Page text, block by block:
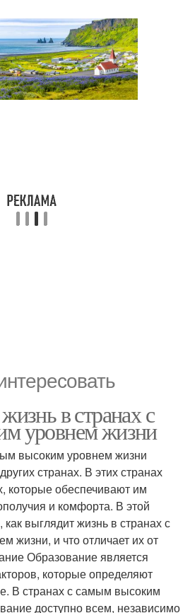
в странах с
уровнем жизни
высоким уровнем жизни
странах. В этих странах
которые обеспечивают им
и комфорта. В этой
выглядит жизнь в странах с
жизни, и что отличает их от
Образование является
которые определяют
В странах с самым высоким
доступно всем, независимо